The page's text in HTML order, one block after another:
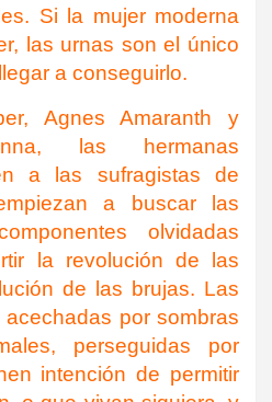
Si la mujer moderna
las urnas son el único
a conseguirlo.
Agnes Amaranth y
las hermanas
a las sufragistas de
a buscar las
olvidadas
la revolución de las
de las brujas. Las
por sombras
perseguidas por
intención de permitir